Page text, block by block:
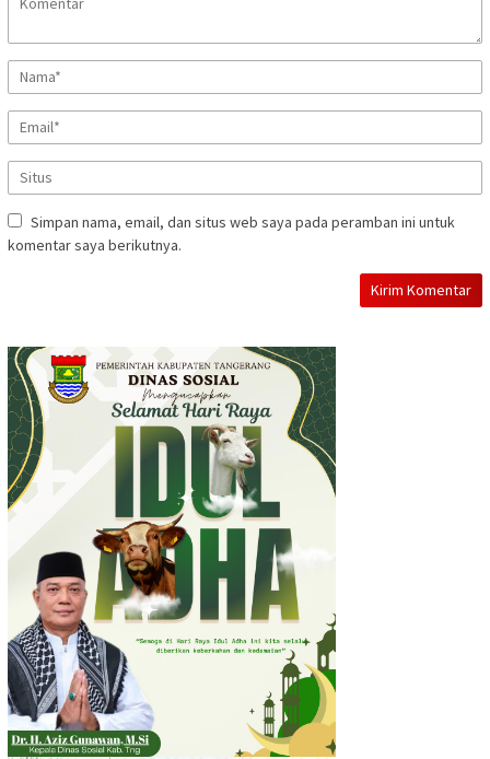
Simpan nama, email, dan situs web saya pada peramban ini untuk
komentar saya berikutnya.